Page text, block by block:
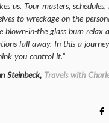
us. Tour masters,
to wreckage on the
blown-in-the glass bum
fall away. In this a
you control it.”
Steinbeck, Travels with